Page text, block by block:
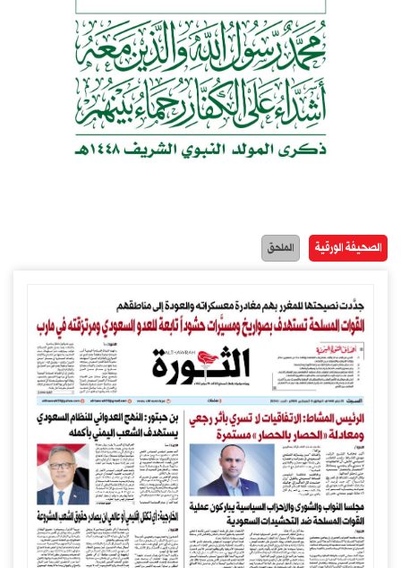
الصحيفة الورقية الملحق